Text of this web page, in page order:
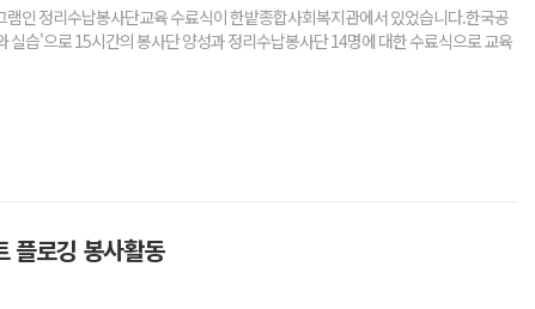
인 정리수납봉사단교육 수료식이 한밭종합사회복지관에서 있었습니다.한국공
습'으로 15시간의 봉사단 양성과 정리수납봉사단 14명에 대한 수료식으로 교육
플로깅 봉사활동